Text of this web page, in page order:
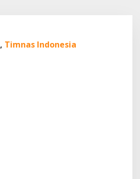
Kalah
, Timnas Indonesia